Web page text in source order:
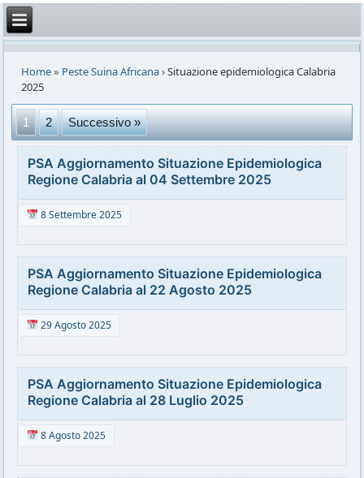
Home» Peste Suina Africana›Situazione epidemiologica Calabria
2025
1 2 Successivo »
PSA Aggiornamento Situazione Epidemiologica
Regione Calabria al 04 Settembre 2025
8 Settembre 2025
PSA Aggiornamento Situazione Epidemiologica
Regione Calabria al 22 Agosto 2025
29 Agosto 2025
PSA Aggiornamento Situazione Epidemiologica
Regione Calabria al 28 Luglio 2025
8 Agosto 2025